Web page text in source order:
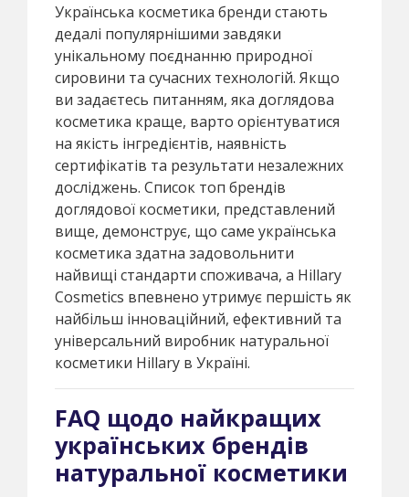
Українська косметика бренди стають
дедалі популярнішими завдяки
унікальному поєднанню природної
сировини та сучасних технологій. Якщо
ви задаєтесь питанням, яка доглядова
косметика краще, варто орієнтуватися
на якість інгредієнтів, наявність
сертифікатів та результати незалежних
досліджень. Список топ брендів
доглядової косметики, представлений
вище, демонструє, що саме українська
косметика здатна задовольнити
найвищі стандарти споживача, а Hillary
Cosmetics впевнено утримує першість як
найбільш інноваційний, ефективний та
універсальний виробник натуральної
косметики Hillary в Україні.
FAQ щодо найкращих
українських брендів
натуральної косметики